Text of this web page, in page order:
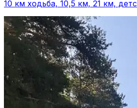
10 км ходьба, 10,5 км, 21 км,